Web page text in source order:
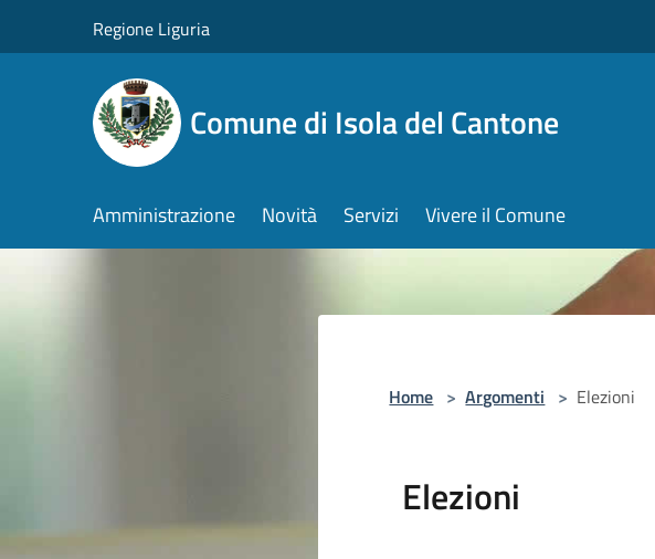
Regione Liguria
Comune di Isola del Cantone
Amministrazione Novità Servizi Vivere il Comune
Home > Argomenti > Elezioni
Elezioni